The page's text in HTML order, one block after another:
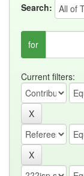
Search:
for
Current filters: